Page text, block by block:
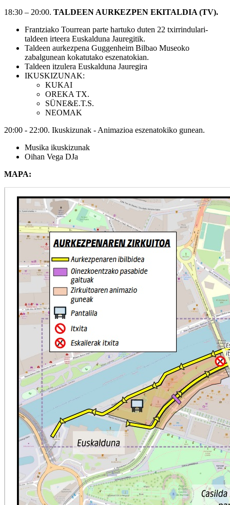
18:30 – 20:00. TALDEEN AURKEZPEN EKITALDIA (TV).
Frantziako Tourrean parte hartuko duten 22 txirrindulari-
taldeen irteera Euskalduna Jauregitik.
Taldeen aurkezpena Guggenheim Bilbao Museoko
zabalgunean kokatutako eszenatokian.
Taldeen itzulera Euskalduna Jauregira
IKUSKIZUNAK:
KUKAI
OREKA TX.
SÜNE&E.T.S.
NEOMAK
20:00 - 22:00. Ikuskizunak - Animazioa eszenatokiko gunean.
Musika ikuskizunak
Oihan Vega DJa
MAPA: